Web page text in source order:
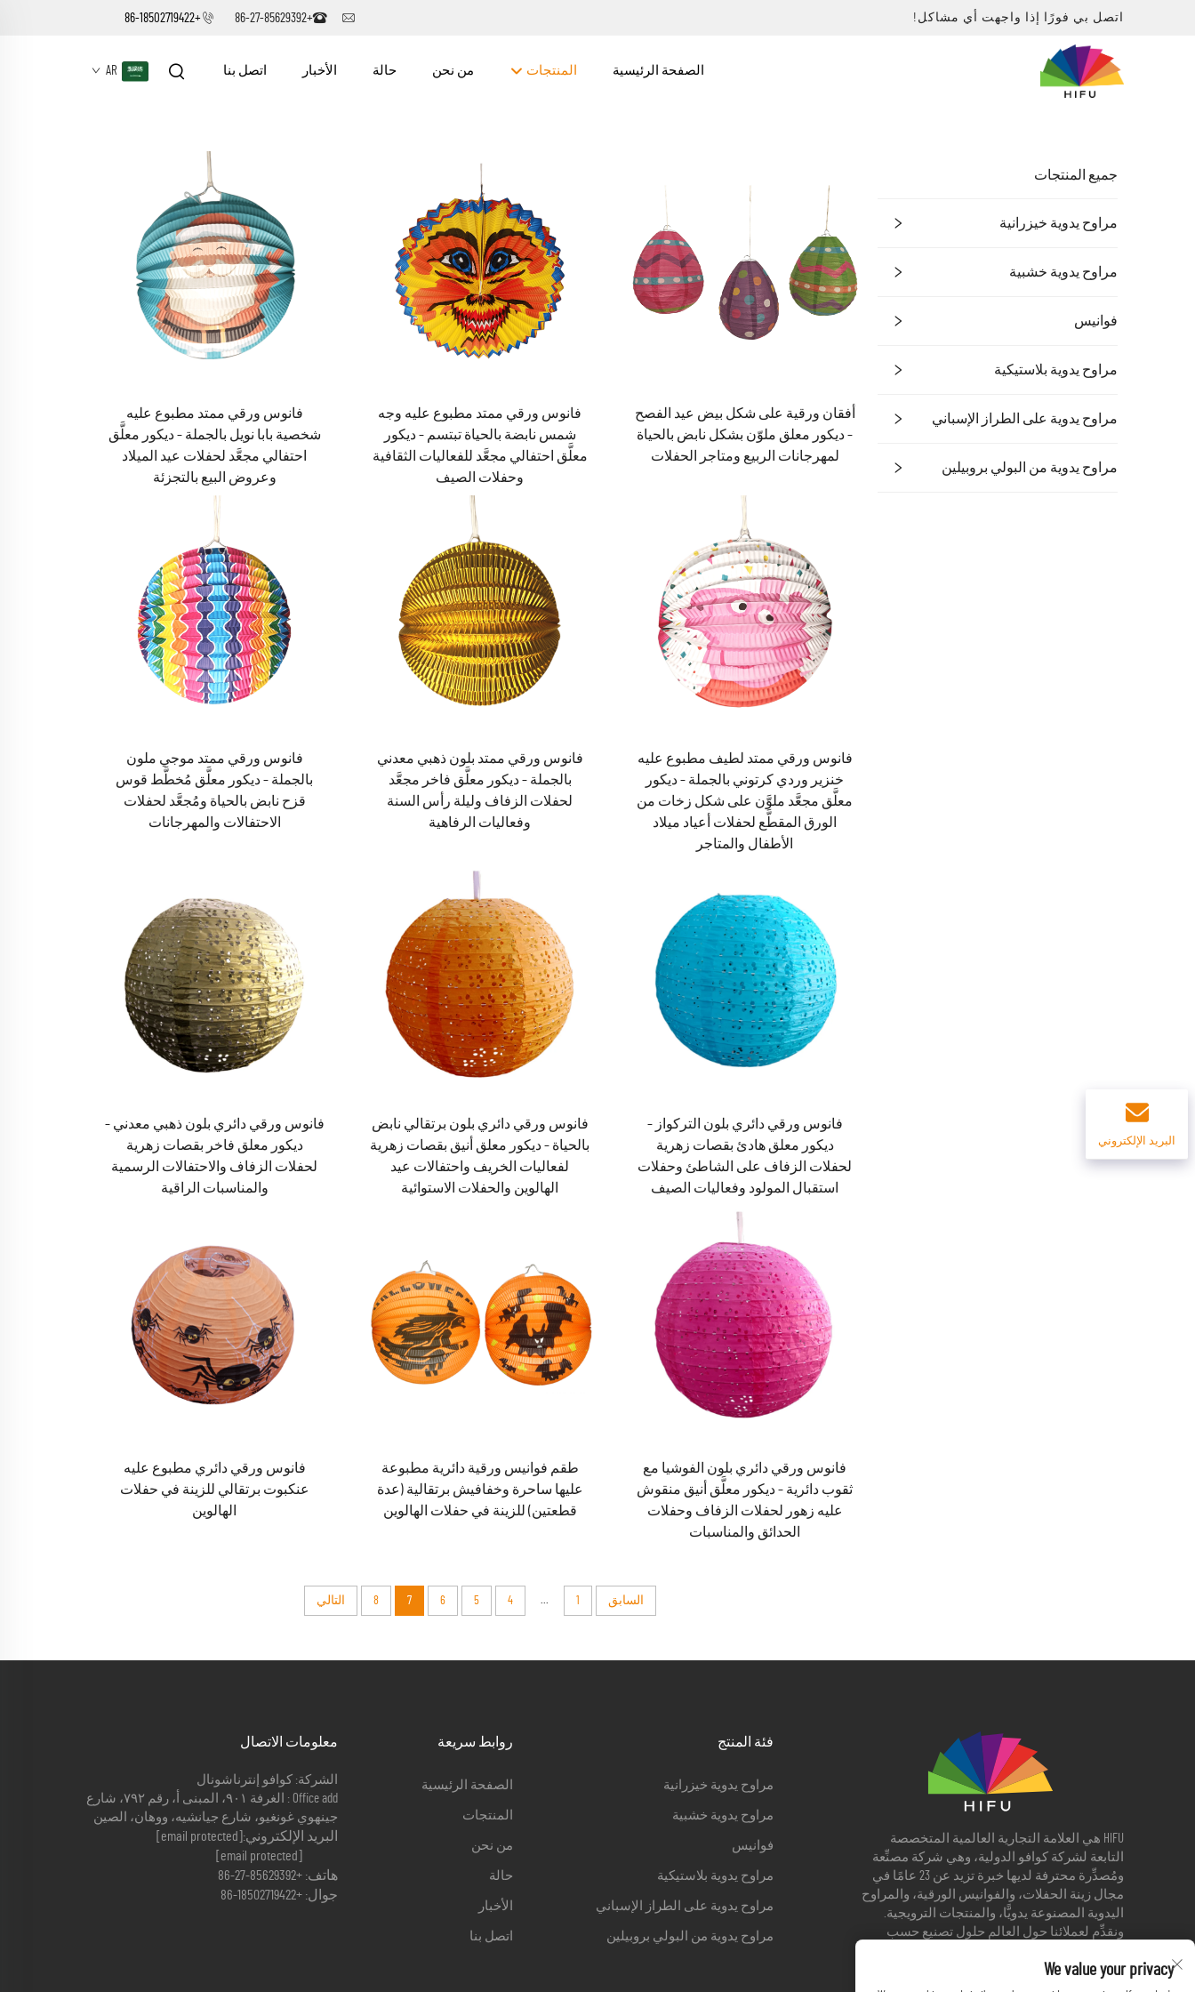
اتصل بي فورًا إذا واجهت أي مشاكل! +86-27-85629392
+86-18502719422
الصفحة الرئيسية المنتجات من نحن حالة الأخبار اتصل بنا AR
جميع المنتجات
مراوح يدوية خيزرانية
مراوح يدوية خشبية
فوانيس
مراوح يدوية بلاستيكية
مراوح يدوية على الطراز الإسباني
مراوح يدوية من البولي بروبيلين
أفقان ورقية على شكل بيض عيد الفصح
– ديكور معلق ملوّن بشكل نابض بالحياة
لمهرجانات الربيع ومتاجر الحفلات
فانوس ورقي ممتد مطبوع عليه وجه
شمس نابضة بالحياة تبتسم – ديكور
معلَّق احتفالي مجعَّد للفعاليات الثقافية
وحفلات الصيف
فانوس ورقي ممتد مطبوع عليه
شخصية بابا نويل بالجملة – ديكور معلَّق
احتفالي مجعَّد لحفلات عيد الميلاد
وعروض البيع بالتجزئة
فانوس ورقي ممتد لطيف مطبوع عليه
خنزير وردي كرتوني بالجملة – ديكور
معلَّق مجعَّد ملوَّن على شكل زخات من
الورق المقطَّع لحفلات أعياد ميلاد
الأطفال والمتاجر
فانوس ورقي ممتد بلون ذهبي معدني
بالجملة – ديكور معلَّق فاخر مجعَّد
لحفلات الزفاف وليلة رأس السنة
وفعاليات الرفاهية
فانوس ورقي ممتد موجي ملون
بالجملة – ديكور معلَّق مُخطَّط قوس
قزح نابض بالحياة ومُجعَّد لحفلات
الاحتفالات والمهرجانات
فانوس ورقي دائري بلون التركواز –
ديكور معلق هادئ بقصات زهرية
لحفلات الزفاف على الشاطئ وحفلات
استقبال المولود وفعاليات الصيف
فانوس ورقي دائري بلون برتقالي نابض
بالحياة – ديكور معلق أنيق بقصات زهرية
لفعاليات الخريف واحتفالات عيد
الهالوين والحفلات الاستوائية
فانوس ورقي دائري بلون ذهبي معدني –
ديكور معلق فاخر بقصات زهرية
لحفلات الزفاف والاحتفالات الرسمية
والمناسبات الراقية
فانوس ورقي دائري بلون الفوشيا مع
ثقوب دائرية – ديكور معلَّق أنيق منقوش
عليه زهور لحفلات الزفاف وحفلات
الحدائق والمناسبات
طقم فوانيس ورقية دائرية مطبوعة
عليها ساحرة وخفافيش برتقالية (عدة
قطعتين) للزينة في حفلات الهالوين
فانوس ورقي دائري مطبوع عليه
عنكبوت برتقالي للزينة في حفلات
الهالوين
السابق 1
...
4
5
6
7
8 التالي
البريد الإلكتروني
HIFU هي العلامة التجارية العالمية المتخصصة
التابعة لشركة كوافو الدولية، وهي شركة مصنِّعة
ومُصدِّرة محترفة لديها خبرة تزيد عن 23 عامًا في
مجال زينة الحفلات، والفوانيس الورقية، والمراوح
اليدوية المصنوعة يدويًّا، والمنتجات الترويجية.
ونقدِّم لعملائنا حول العالم حلول تصنيع حسب
وإنتاج عالي الجودة، وشراء مستدام للمواد.
فئة المنتج
مراوح يدوية خيزرانية
مراوح يدوية خشبية
فوانيس
مراوح يدوية بلاستيكية
مراوح يدوية على الطراز الإسباني
مراوح يدوية من البولي بروبيلين
روابط سريعة
الصفحة الرئيسية
المنتجات
من نحن
حالة
الأخبار
اتصل بنا
معلومات الاتصال
الشركة: كوافو إنترناشونال
Office add : الغرفة ٩٠١، المبنى أ، رقم ٧٩٢، شارع
جينهوي غونغيو، شارع جيانشيه، ووهان، الصين
البريد الإلكتروني:
هاتف: +86-27-85629392
جوال: +86-18502719422
We value your privacy